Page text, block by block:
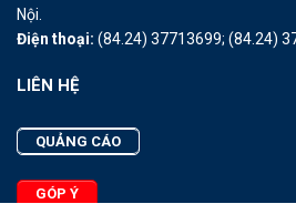
Nội.
Điện thoại: (84.24) 37713699; (84.24)
LIÊN HỆ
QUẢNG CÁO
GÓP Ý